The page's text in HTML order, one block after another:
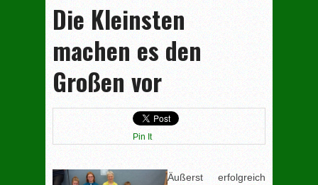
Die Kleinsten
machen es den
Großen vor
Pin It
Äußerst erfolgreich